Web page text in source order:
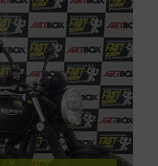
MOTOS